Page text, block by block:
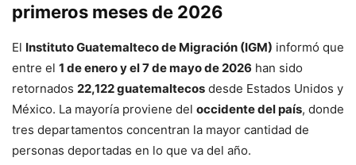
primeros meses de 2026
El Instituto Guatemalteco de Migración (IGM) informó que
entre el 1 de enero y el 7 de mayo de 2026 han sido
retornados 22,122 guatemaltecos desde Estados Unidos y
México. La mayoría proviene del occidente del país, donde
tres departamentos concentran la mayor cantidad de
personas deportadas en lo que va del año.